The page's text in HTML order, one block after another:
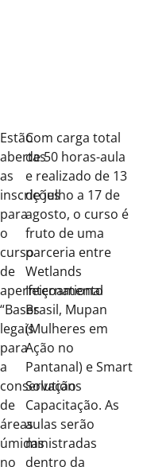
Estão
abertas
as
inscrições
para
o
curso
de
aperfeiçoamento
“Bases
legais
para
a
conservação
de
áreas
úmidas
no
Com carga total
de 50 horas-aula
e realizado de 13
de julho a 17 de
agosto, o curso é
fruto de uma
parceria entre
Wetlands
International
Brasil, Mupan
(Mulheres em
Ação no
Pantanal) e Smart
Solutions
Capacitação. As
aulas serão
ministradas
dentro da